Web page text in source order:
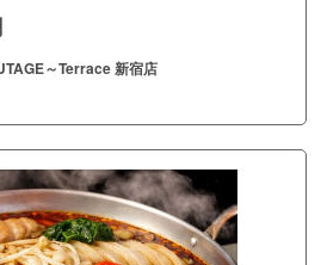
～Terrace 新宿店